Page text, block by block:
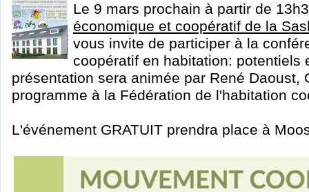
Le 9 mars prochain à partir de
économique et coopératif de la
vous invite de participer à la
coopératif en habitation: potentiels
présentation sera animée par René Daoust,
programme à la Fédération de l'habitation
L'événement GRATUIT prendra place à